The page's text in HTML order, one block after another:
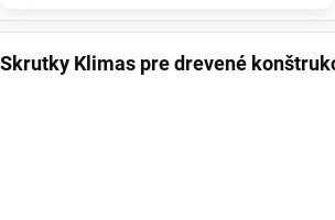
Skrutky Klimas pre drevené